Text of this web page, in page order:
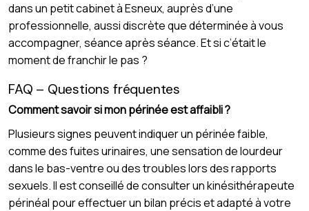
dans un petit cabinet à Esneux, auprès d’une
professionnelle, aussi discrète que déterminée à vous
accompagner, séance après séance. Et si c’était le
moment de franchir le pas ?
FAQ – Questions fréquentes
Comment savoir si mon périnée est affaibli ?
Plusieurs signes peuvent indiquer un périnée faible,
comme des fuites urinaires, une sensation de lourdeur
dans le bas-ventre ou des troubles lors des rapports
sexuels. Il est conseillé de consulter un kinésithérapeute
périnéal pour effectuer un bilan précis et adapté à votre